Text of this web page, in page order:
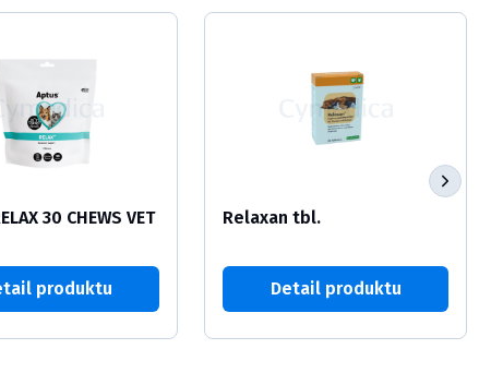
30 CHEWS VET
produktu
Relaxan tbl.
Detail produktu